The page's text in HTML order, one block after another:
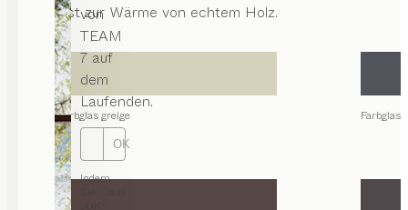
von
TEAM
7 auf
dem
Laufenden.
OK
Indem
Kontrast zur Wärme von echtem Holz.
Farbglas greige Farbglas